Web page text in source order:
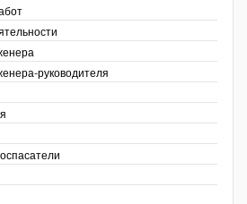
руководителя
Медицина катастроф
Минеральные ресурсы России
Нефтегазовые технологии
Нефтегазовая вертикаль